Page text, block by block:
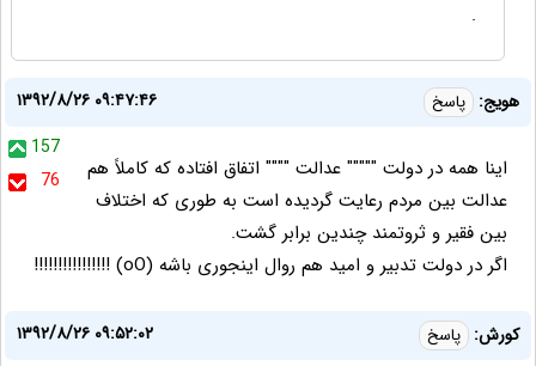
.
هویج: پاسخ
۱۳۹۲/۸/۲۶ ۰۹:۴۷:۴۶
157
76
اینا همه در دولت """"" عدالت """" اتفاق افتاده که کاملاً هم
عدالت بین مردم رعایت گردیده است به طوری که اختلاف
بین فقیر و ثروتمند چندین برابر گشت.
اگر در دولت تدبیر و امید هم روال اینجوری باشه (oO) !!!!!!!!!!!!!!!!
کورش: پاسخ
۱۳۹۲/۸/۲۶ ۰۹:۵۲:۰۲